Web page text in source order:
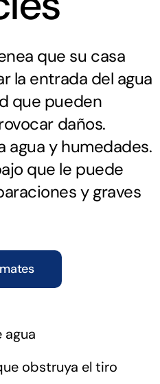
que su casa
la entrada del agua
que pueden
daños.
agua y humedades.
que le puede
y graves
agua
obstruya el tiro